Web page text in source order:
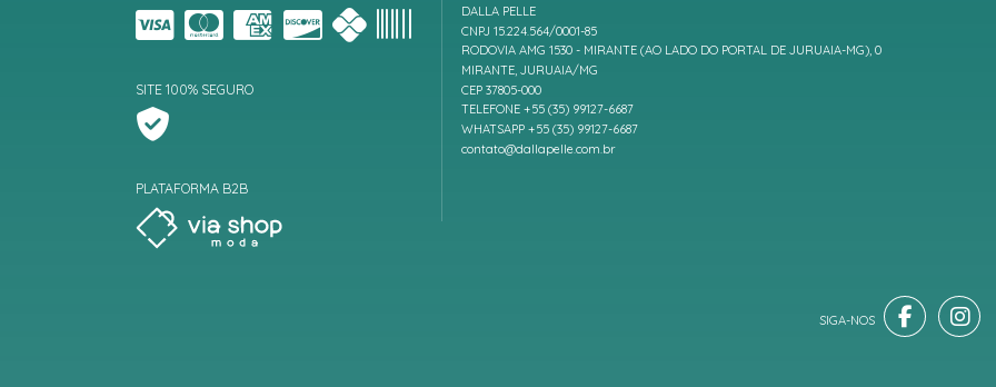
SITE 100% SEGURO
PLATAFORMA B2B
DALLA PELLE
CNPJ 15.224.564/0001-85
RODOVIA AMG 1530 - MIRANTE (AO LADO DO PORTAL DE JURUAIA-MG), 0
MIRANTE, JURUAIA/MG
CEP 37805-000
TELEFONE +55 (35) 99127-6687
WHATSAPP +55 (35) 99127-6687
contato@dallapelle.com.br